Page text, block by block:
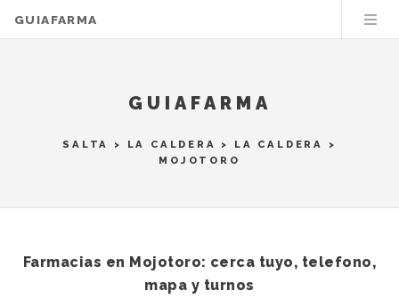
GUIAFARMA
GUIAFARMA
SALTA > LA CALDERA > LA CALDERA
>
MOJOTORO
Farmacias en Mojotoro: cerca tuyo, telefono,
mapa y turnos